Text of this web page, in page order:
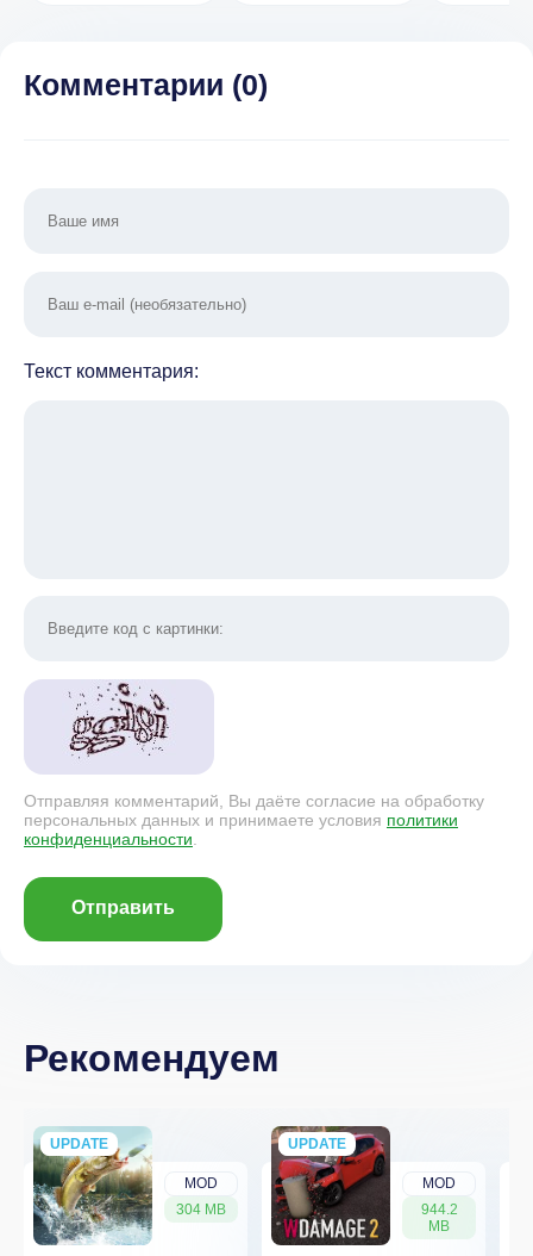
Комментарии (0)
Текст комментария:
Отправляя комментарий, Вы даёте согласие на обработку
персональных данных и принимаете условия политики
конфиденциальности.
Отправить
Рекомендуем
MOD
304 MB
UPDATE
NEW
MOD
944.2
MB
UPDATE
NEW